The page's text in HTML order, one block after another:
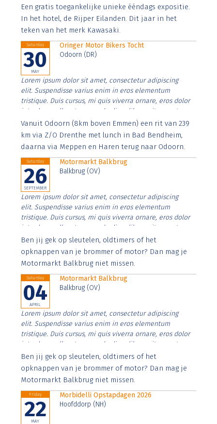
Aenean faucibus nibh et justo cursus id rutrum lorem
imperdiet. Nunc ut sem vitae risus tristique posuere.
Een gratis toegankelijke unieke ééndags expositie.
In het hotel, de Rijper Eilanden. Dit jaar in het
teken van het merk Kawasaki.
Saturday
30
MAY
Oringer Motor Bikers Tocht
Odoorn (DR)
Lorem ipsum dolor sit amet, consectetur adipiscing
elit. Suspendisse varius enim in eros elementum
tristique. Duis cursus, mi quis viverra ornare, eros dolor
interdum nulla, ut commodo diam libero vitae erat.
Aenean faucibus nibh et justo cursus id rutrum lorem
imperdiet. Nunc ut sem vitae risus tristique posuere.
Vanuit Odoorn (8km boven Emmen) een rit van 239
km via Z/O Drenthe met lunch in Bad Bendheim,
daarna via Meppen en Haren terug naar Odoorn.
Saturday
26
SEPTEMBER
Motormarkt Balkbrug
Balkbrug (OV)
Lorem ipsum dolor sit amet, consectetur adipiscing
elit. Suspendisse varius enim in eros elementum
tristique. Duis cursus, mi quis viverra ornare, eros dolor
interdum nulla, ut commodo diam libero vitae erat.
Aenean faucibus nibh et justo cursus id rutrum lorem
imperdiet. Nunc ut sem vitae risus tristique posuere.
Ben jij gek op sleutelen, oldtimers of het
opknappen van je brommer of motor? Dan mag je
Motormarkt Balkbrug niet missen.
Saturday
04
APRIL
Motormarkt Balkbrug
Balkbrug (OV)
Lorem ipsum dolor sit amet, consectetur adipiscing
elit. Suspendisse varius enim in eros elementum
tristique. Duis cursus, mi quis viverra ornare, eros dolor
interdum nulla, ut commodo diam libero vitae erat.
Aenean faucibus nibh et justo cursus id rutrum lorem
imperdiet. Nunc ut sem vitae risus tristique posuere.
Ben jij gek op sleutelen, oldtimers of het
opknappen van je brommer of motor? Dan mag je
Motormarkt Balkbrug niet missen.
Friday
22
MAY
Morbidelli Opstapdagen 2026
Hoofddorp (NH)